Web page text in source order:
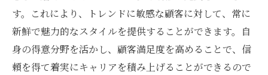
す。これにより、トレンドに敏感な顧客に対して、常に
新鮮で魅力的なスタイルを提供することができます。自
身の得意分野を活かし、顧客満足度を高めることで、信
頼を得て着実にキャリアを積み上げることができるので